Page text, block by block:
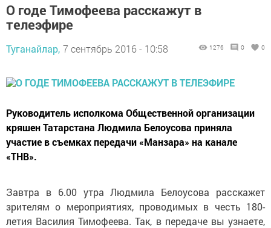
О годе Тимофеева расскажут в
телеэфире
Туганайлар, 7 сентябрь 2016 - 10:58 1276 0 0
Руководитель исполкома Общественной организации
кряшен Татарстана Людмила Белоусова приняла
участие в съемках передачи «Манзара» на канале
«ТНВ».
Завтра в 6.00 утра Людмила Белоусова расскажет
зрителям о мероприятиях, проводимых в честь 180-
летия Василия Тимофеева. Так, в передаче вы узнаете,